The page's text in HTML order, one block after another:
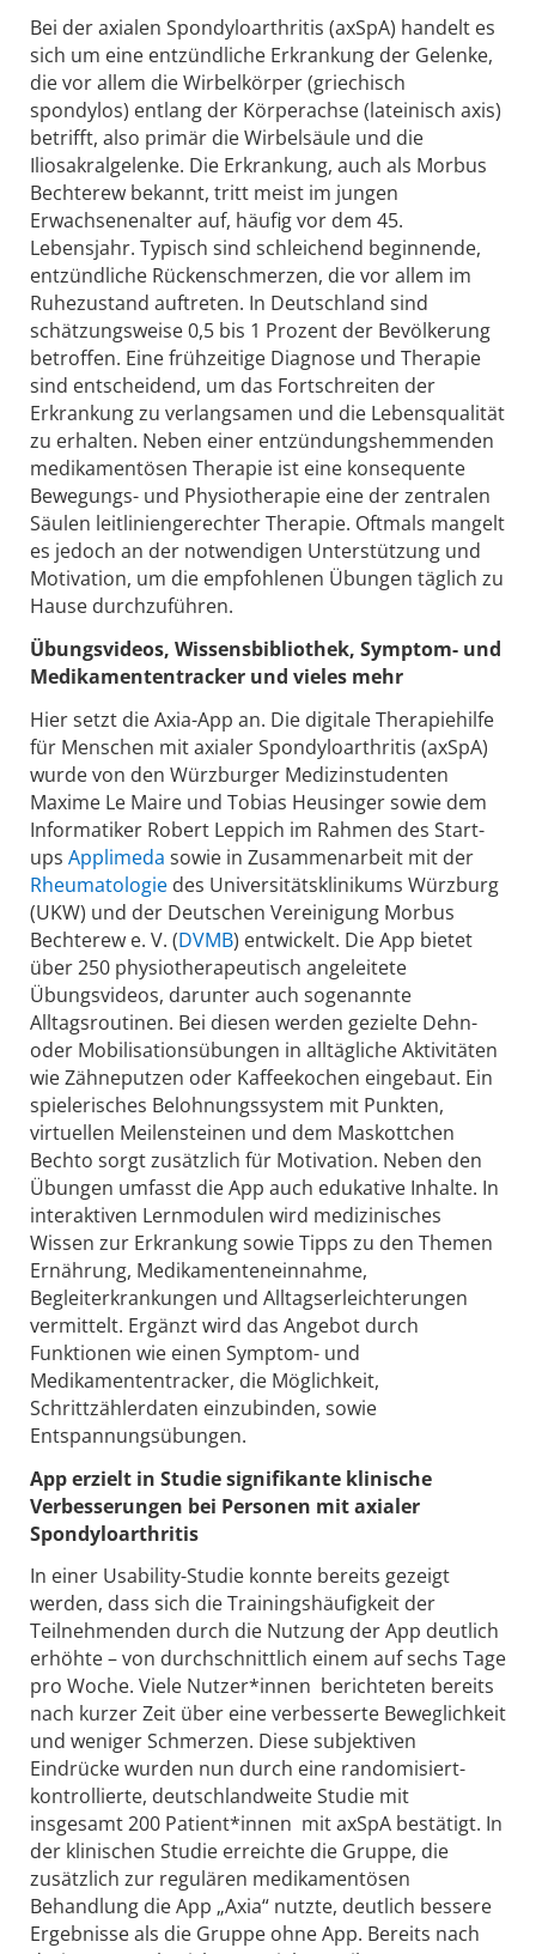
Bei der axialen Spondyloarthritis (axSpA) handelt es
sich um eine entzündliche Erkrankung der Gelenke,
die vor allem die Wirbelkörper (griechisch
spondylos) entlang der Körperachse (lateinisch axis)
betrifft, also primär die Wirbelsäule und die
Iliosakralgelenke. Die Erkrankung, auch als Morbus
Bechterew bekannt, tritt meist im jungen
Erwachsenenalter auf, häufig vor dem 45.
Lebensjahr. Typisch sind schleichend beginnende,
entzündliche Rückenschmerzen, die vor allem im
Ruhezustand auftreten. In Deutschland sind
schätzungsweise 0,5 bis 1 Prozent der Bevölkerung
betroffen. Eine frühzeitige Diagnose und Therapie
sind entscheidend, um das Fortschreiten der
Erkrankung zu verlangsamen und die Lebensqualität
zu erhalten. Neben einer entzündungshemmenden
medikamentösen Therapie ist eine konsequente
Bewegungs- und Physiotherapie eine der zentralen
Säulen leitliniengerechter Therapie. Oftmals mangelt
es jedoch an der notwendigen Unterstützung und
Motivation, um die empfohlenen Übungen täglich zu
Hause durchzuführen.
Übungsvideos, Wissensbibliothek, Symptom- und
Medikamententracker und vieles mehr
Hier setzt die Axia-App an. Die digitale Therapiehilfe
für Menschen mit axialer Spondyloarthritis (axSpA)
wurde von den Würzburger Medizinstudenten
Maxime Le Maire und Tobias Heusinger sowie dem
Informatiker Robert Leppich im Rahmen des Start-
ups Applimeda sowie in Zusammenarbeit mit der
Rheumatologie des Universitätsklinikums Würzburg
(UKW) und der Deutschen Vereinigung Morbus
Bechterew e. V. (DVMB) entwickelt. Die App bietet
über 250 physiotherapeutisch angeleitete
Übungsvideos, darunter auch sogenannte
Alltagsroutinen. Bei diesen werden gezielte Dehn-
oder Mobilisationsübungen in alltägliche Aktivitäten
wie Zähneputzen oder Kaffeekochen eingebaut. Ein
spielerisches Belohnungssystem mit Punkten,
virtuellen Meilensteinen und dem Maskottchen
Bechto sorgt zusätzlich für Motivation. Neben den
Übungen umfasst die App auch edukative Inhalte. In
interaktiven Lernmodulen wird medizinisches
Wissen zur Erkrankung sowie Tipps zu den Themen
Ernährung, Medikamenteneinnahme,
Begleiterkrankungen und Alltagserleichterungen
vermittelt. Ergänzt wird das Angebot durch
Funktionen wie einen Symptom- und
Medikamententracker, die Möglichkeit,
Schrittzählerdaten einzubinden, sowie
Entspannungsübungen.
App erzielt in Studie signifikante klinische
Verbesserungen bei Personen mit axialer
Spondyloarthritis
In einer Usability-Studie konnte bereits gezeigt
werden, dass sich die Trainingshäufigkeit der
Teilnehmenden durch die Nutzung der App deutlich
erhöhte – von durchschnittlich einem auf sechs Tage
pro Woche. Viele Nutzer*innen berichteten bereits
nach kurzer Zeit über eine verbesserte Beweglichkeit
und weniger Schmerzen. Diese subjektiven
Eindrücke wurden nun durch eine randomisiert-
kontrollierte, deutschlandweite Studie mit
insgesamt 200 Patient*innen mit axSpA bestätigt. In
der klinischen Studie erreichte die Gruppe, die
zusätzlich zur regulären medikamentösen
Behandlung die App „Axia“ nutzte, deutlich bessere
Ergebnisse als die Gruppe ohne App. Bereits nach